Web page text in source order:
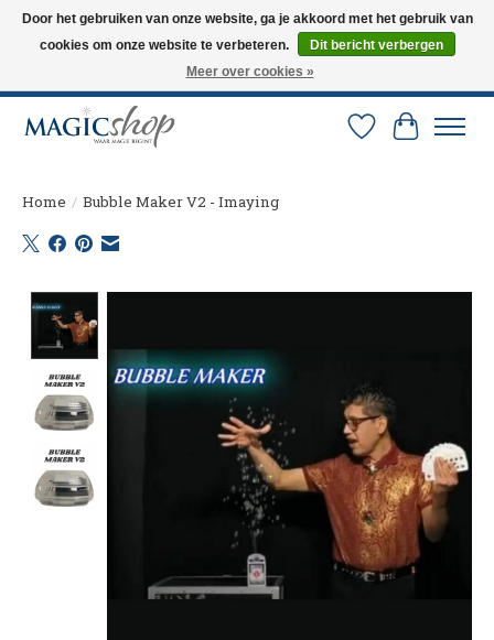
Altijd de nieuwste trucs op voorraad. Snelle verzending via PostNL en DHL.
Langskomen in onze winkel? Bel of mail om een afspraak te maken. 0251-
Verlanglijst
Home / Bubble Maker V2 - Imaying
Door het gebruiken van onze website, ga je akkoord met het gebruik van
cookies om onze website te verbeteren.
Dit bericht verbergen
Meer over cookies »